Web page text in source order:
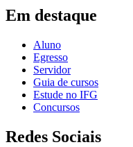
Em destaque
Aluno
Egresso
Servidor
Guia de cursos
Estude no IFG
Concursos
Redes Sociais